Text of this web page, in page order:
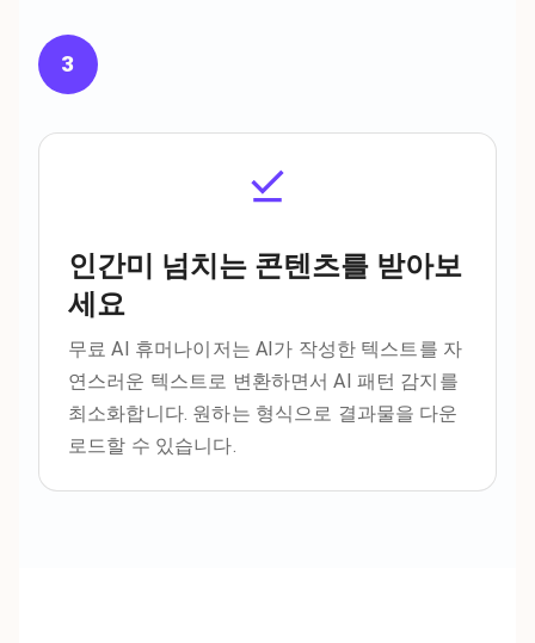
3
인간미 넘치는 콘텐츠를 받아보
세요
무료 AI 휴머나이저는 AI가 작성한 텍스트를 자
연스러운 텍스트로 변환하면서 AI 패턴 감지를
최소화합니다. 원하는 형식으로 결과물을 다운
로드할 수 있습니다.